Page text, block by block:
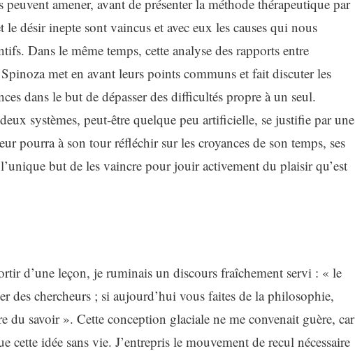
amener, avant de présenter la méthode thérapeutique par
désir inepte sont vaincus et avec eux les causes qui nous
Dans le même temps, cette analyse des rapports entre
met en avant leurs points communs et fait discuter les
dans le but de dépasser des difficultés propre à un seul.
systèmes, peut-être quelque peu artificielle, se justifie par une
pourra à son tour réfléchir sur les croyances de son temps, ses
but de les vaincre pour jouir activement du plaisir qu’est
d’une leçon, je ruminais un discours fraîchement servi : « le
des chercheurs ; si aujourd’hui vous faites de la philosophie,
du savoir ». Cette conception glaciale ne me convenait guère, car
cette idée sans vie. J’entrepris le mouvement de recul nécessaire